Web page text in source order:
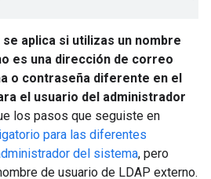
se aplica si utilizas un nombre
es una dirección de correo
o contraseña diferente en el
el usuario del administrador
los pasos que seguiste en
para las diferentes
del sistema, pero
de usuario de LDAP externo.